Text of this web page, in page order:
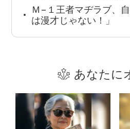
Ｍ−１王者マヂラブ、
は漫才じゃない！」
あなたに